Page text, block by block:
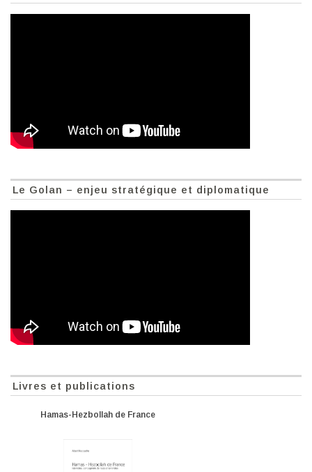
Le Golan – enjeu stratégique et diplomatique
Livres et publications
Hamas-Hezbollah de France